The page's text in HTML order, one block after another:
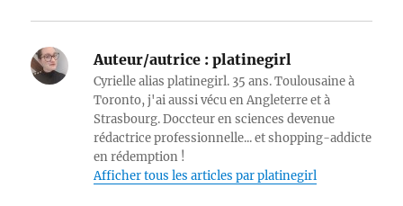
Auteur/autrice : platinegirl
Cyrielle alias platinegirl. 35 ans. Toulousaine à
Toronto, j'ai aussi vécu en Angleterre et à
Strasbourg. Doccteur en sciences devenue
rédactrice professionnelle... et shopping-addicte
en rédemption !
Afficher tous les articles par platinegirl